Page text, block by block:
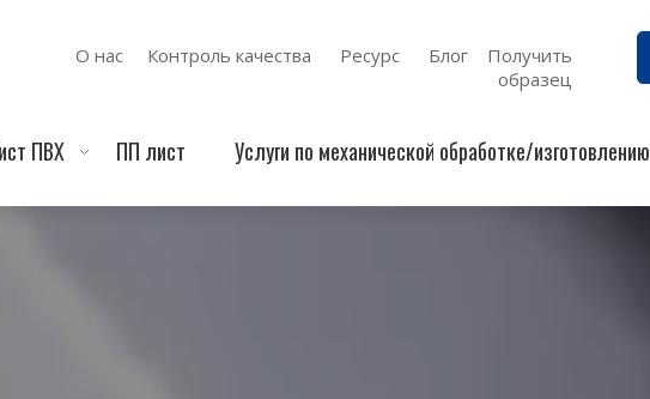
О нас Контроль качества Ресурс Блог
Получить
образец
ПВХ ПП лист Услуги по механической обработке/изготовлению